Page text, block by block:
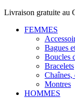
Livraison gratuite au
FEMMES
Bagues
Boucles
Bracelets
Chaînes,
Montres
HOMMES